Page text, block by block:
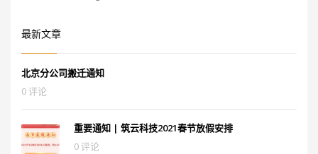
最新文章
北京分公司搬迁通知
0 评论
重要通知 | 筑云科技2021春节放假安排
0 评论